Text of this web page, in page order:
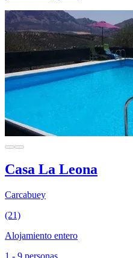
Casa La Leona
Carcabuey
(21)
Alojamiento entero
1 - 9 personas